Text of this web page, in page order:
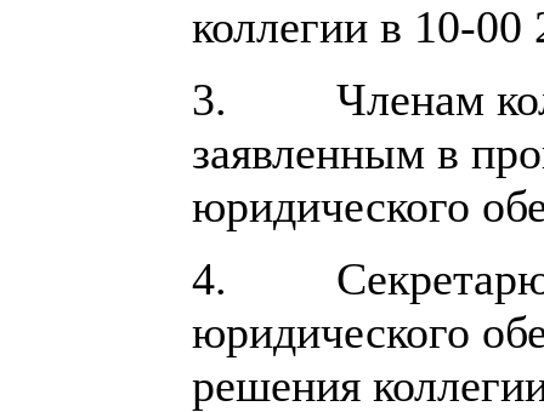
коллегии в 10-00
3. Членам
заявленным в
юридического
4. Секретарю
юридического
решения